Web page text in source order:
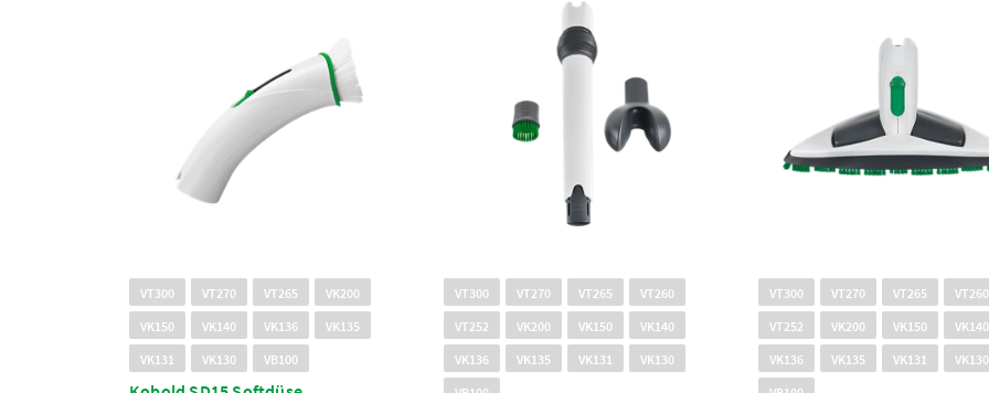
VT300 VT270 VT265
VK200
VK150
VK140 VK136
VK135
VK131
VK130 VB100
VT300 VT270 VT265
VT260
VT252
VK200 VK150
VK140
VK136
VK135 VK131
VK130
VT300 VT270 VT265
VT260
VT252
VK200 VK150
VK140
VK136
VK135 VK131
VK130